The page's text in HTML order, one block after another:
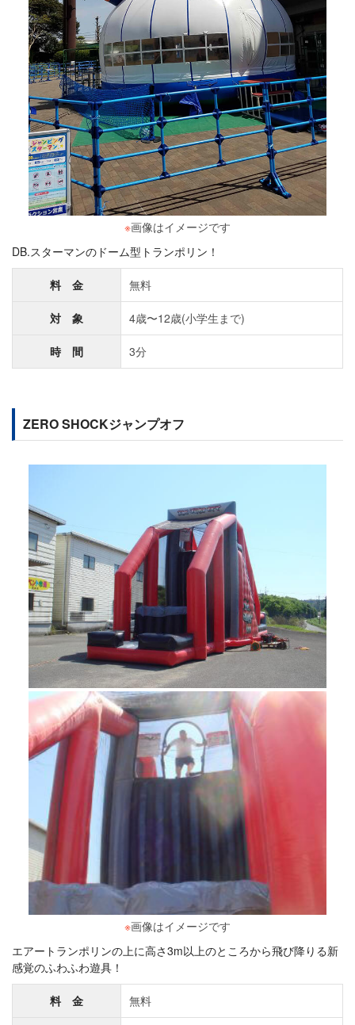
※画像はイメージです
DB.スターマンのドーム型トランポリン！
料 金 無料
対 象 4歳〜12歳(小学生まで)
時 間 3分
ZERO SHOCKジャンプオフ
※画像はイメージです
エアートランポリンの上に高さ3m以上のところから飛び降りる新
感覚のふわふわ遊具！
料 金 無料